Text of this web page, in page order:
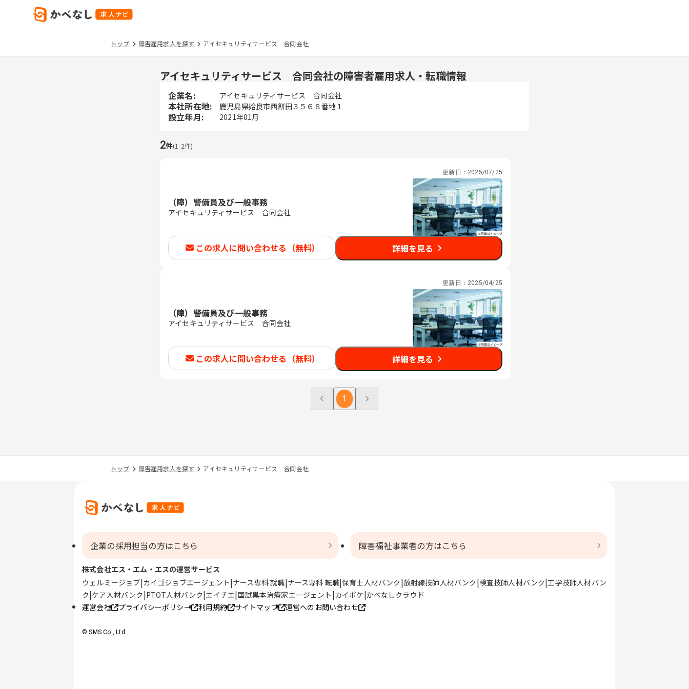
トップ 障害雇用求人を探す アイセキュリティサービス 合同会社
アイセキュリティサービス 合同会社の障害者雇用求人・転職情報
企業名: アイセキュリティサービス 合同会社
本社所在地: 鹿児島県姶良市西餅田３５６８番地１
設立年月: 2021年01月
2件(1 -2件)
更新日： 2025/07/25
（障）警備員及び一般事務
アイセキュリティサービス 合同会社
この求人に問い合わせる（無料） 詳細を見る
更新日： 2025/04/25
（障）警備員及び一般事務
アイセキュリティサービス 合同会社
この求人に問い合わせる（無料） 詳細を見る
1
トップ 障害雇用求人を探す アイセキュリティサービス 合同会社
企業の採用担当の方はこちら 障害福祉事業者の方はこちら
株式会社エス・エム・エスの運営サービス
ウェルミージョブ カイゴジョブエージェント ナース専科 就職 ナース専科 転職 保育士人材バンク 放射線技師人材バンク 検査技師人材バンク 工学技師人材バン
ク ケア人材バンク PTOT人材バンク エイチエ 国試黒本治療家エージェント カイポケ かべなしクラウド
運営会社
プライバシーポリシー 利用規約 サイトマップ 運営へのお問い合わせ
© SMS Co., Ltd.